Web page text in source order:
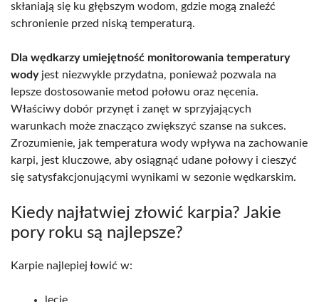
skłaniają się ku głębszym wodom, gdzie mogą znaleźć
schronienie przed niską temperaturą.
Dla wędkarzy umiejętność monitorowania temperatury
wodyjest niezwykle przydatna, ponieważ pozwala na
lepsze dostosowanie metod połowu oraz nęcenia.
Właściwy dobór przynęt i zanęt w sprzyjających
warunkach może znacząco zwiększyć szanse na sukces.
Zrozumienie, jak temperatura wody wpływa na zachowanie
karpi, jest kluczowe, aby osiągnąć udane połowy i cieszyć
się satysfakcjonującymi wynikami w sezonie wędkarskim.
Kiedy najłatwiej złowić karpia? Jakie
pory roku są najlepsze?
Karpie najlepiej łowić w: